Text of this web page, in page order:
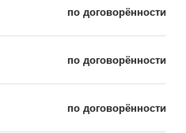
по договорённости
по договорённости
по договорённости